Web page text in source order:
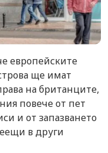
европейските
ще имат
на британците,
повече от пет
и от запазването
в други